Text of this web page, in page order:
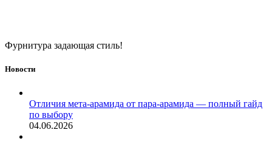
Фурнитура задающая стиль!
Новости
Отличия мета-арамида от пара-арамида — полный гайд
по выбору
04.06.2026